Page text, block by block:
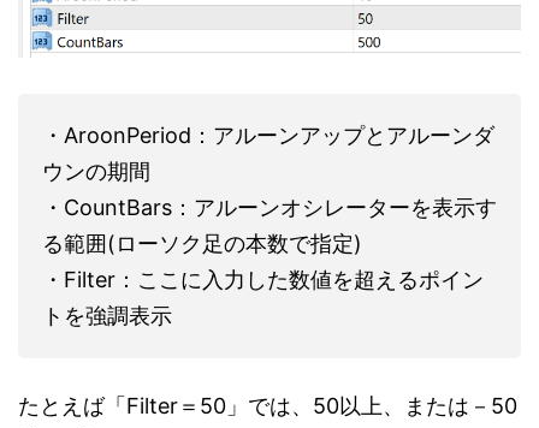
・AroonPeriod：アルーンアップとアルーンダ
ウンの期間
・CountBars：アルーンオシレーターを表示す
る範囲(ローソク足の本数で指定)
・Filter：ここに入力した数値を超えるポイン
トを強調表示
たとえば「Filter＝50」では、50以上、または－50